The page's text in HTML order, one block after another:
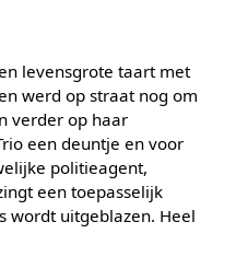
levensgrote taart met
werd op straat nog om
verder op haar
een deuntje en voor
politieagent,
een toepasselijk
wordt uitgeblazen. Heel